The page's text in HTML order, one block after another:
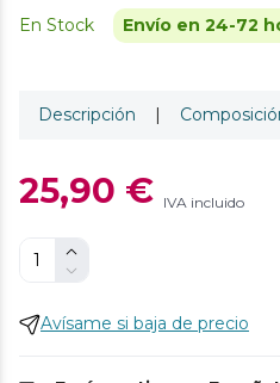
En Stock Envío en 24-72
Descripción |
25,90 € IVA incluido
Avísame si baja de precio